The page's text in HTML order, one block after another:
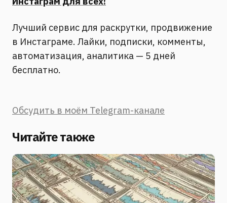
Лучший сервис для раскрутки, продвижение
в Инстаграме. Лайки, подписки, комменты,
автоматизация, аналитика — 5 дней
бесплатно.
Обсудить в моём Telegram-канале
Читайте также